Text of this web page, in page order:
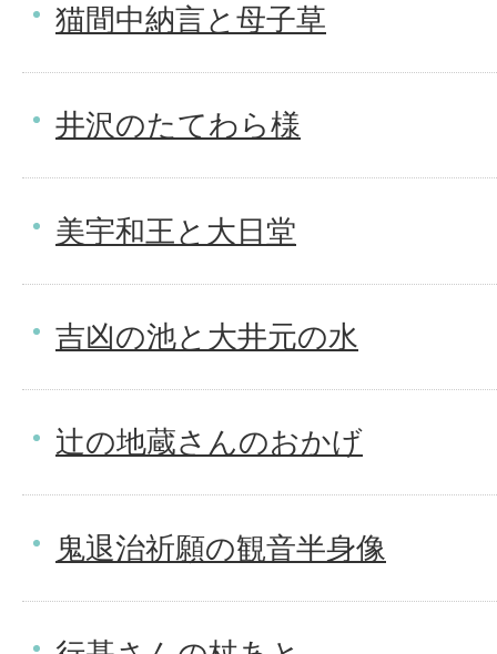
猫間中納言と母子草
井沢のたてわら様
美宇和王と大日堂
吉凶の池と大井元の水
辻の地蔵さんのおかげ
鬼退治祈願の観音半身像